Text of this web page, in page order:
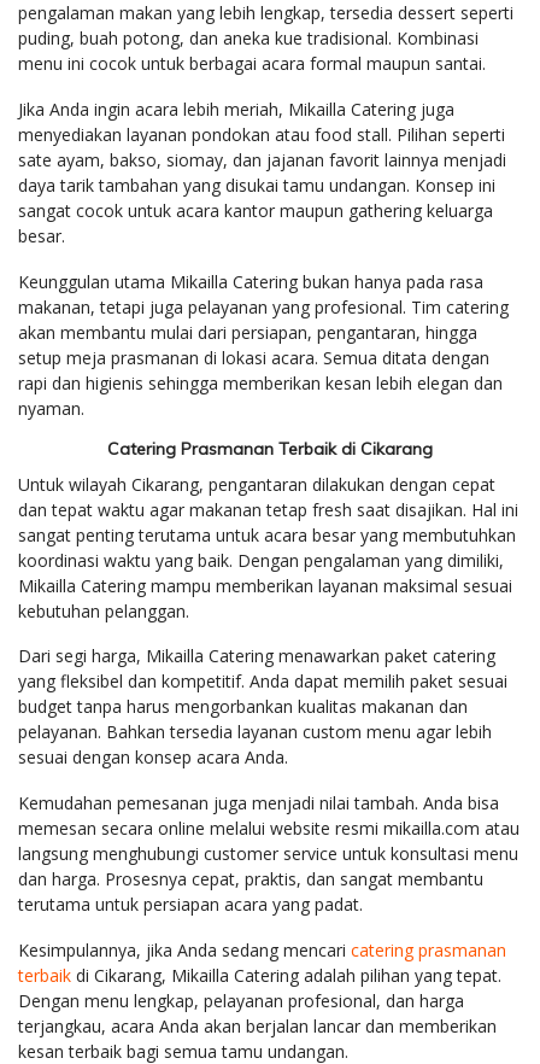
pengalaman makan yang lebih lengkap, tersedia dessert seperti
puding, buah potong, dan aneka kue tradisional. Kombinasi
menu ini cocok untuk berbagai acara formal maupun santai.
Jika Anda ingin acara lebih meriah, Mikailla Catering juga
menyediakan layanan pondokan atau food stall. Pilihan seperti
sate ayam, bakso, siomay, dan jajanan favorit lainnya menjadi
daya tarik tambahan yang disukai tamu undangan. Konsep ini
sangat cocok untuk acara kantor maupun gathering keluarga
besar.
Keunggulan utama Mikailla Catering bukan hanya pada rasa
makanan, tetapi juga pelayanan yang profesional. Tim catering
akan membantu mulai dari persiapan, pengantaran, hingga
setup meja prasmanan di lokasi acara. Semua ditata dengan
rapi dan higienis sehingga memberikan kesan lebih elegan dan
nyaman.
Catering Prasmanan Terbaik di Cikarang
Untuk wilayah Cikarang, pengantaran dilakukan dengan cepat
dan tepat waktu agar makanan tetap fresh saat disajikan. Hal ini
sangat penting terutama untuk acara besar yang membutuhkan
koordinasi waktu yang baik. Dengan pengalaman yang dimiliki,
Mikailla Catering mampu memberikan layanan maksimal sesuai
kebutuhan pelanggan.
Dari segi harga, Mikailla Catering menawarkan paket catering
yang fleksibel dan kompetitif. Anda dapat memilih paket sesuai
budget tanpa harus mengorbankan kualitas makanan dan
pelayanan. Bahkan tersedia layanan custom menu agar lebih
sesuai dengan konsep acara Anda.
Kemudahan pemesanan juga menjadi nilai tambah. Anda bisa
memesan secara online melalui website resmi mikailla.com atau
langsung menghubungi customer service untuk konsultasi menu
dan harga. Prosesnya cepat, praktis, dan sangat membantu
terutama untuk persiapan acara yang padat.
Kesimpulannya, jika Anda sedang mencari catering prasmanan
terbaik di Cikarang, Mikailla Catering adalah pilihan yang tepat.
Dengan menu lengkap, pelayanan profesional, dan harga
terjangkau, acara Anda akan berjalan lancar dan memberikan
kesan terbaik bagi semua tamu undangan.